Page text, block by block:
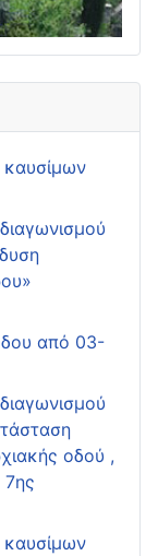
καυσίμων
από 03-
οδού ,
7ης
καυσίμων